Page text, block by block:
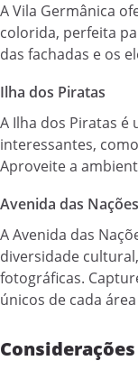
A Vila Germânica
colorida, perfeita
das fachadas e os
Ilha dos Piratas
A Ilha dos Piratas é
interessantes,
Aproveite a
Avenida das Nações
A Avenida das
diversidade
fotográficas.
únicos de cada